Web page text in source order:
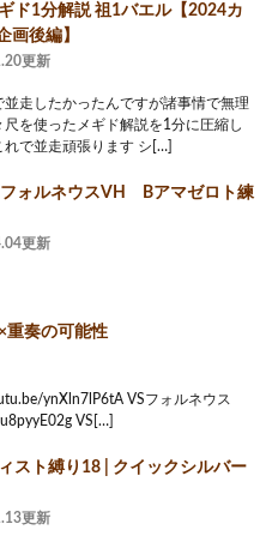
ド1分解説 祖1バエル【2024カ
画後編】
更新
走したかったんですが諸事情で無理
尺を使ったメギド解説を1分に圧縮し
で並走頑張ります シ[…]
フォルネウスVH Bアマゼロト練
更新
重奏の可能性
ynXln7lP6tA VSフォルネウス
VS[…]
スト縛り18 | クイックシルバー
更新